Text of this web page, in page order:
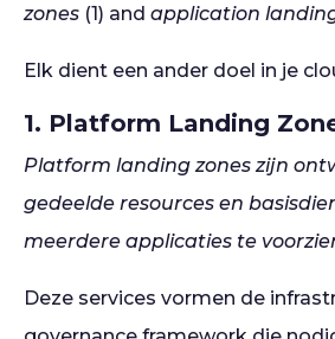
zones (1) and application
Elk dient een ander doel in je
1. Platform Landing
Platform landing zones zijn
gedeelde resources en
meerdere applicaties te
Deze services vormen de